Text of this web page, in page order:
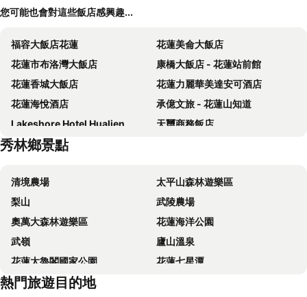
您可能也會對這些飯店感興趣...
福容大飯店花蓮
花蓮美侖大飯店
花蓮市布洛灣大飯店
康橋大飯店 - 花蓮站前館
花蓮香城大飯店
花蓮力麗華美達安可酒店
花蓮海悅酒店
承億文旅 - 花蓮山知道
Lakeshore Hotel Hualien
天璽商務飯店
花蓮富野渡假酒店
Arsma Hotel
Lakeshore Hotel Hualien Taroko
Best Hotel
Lishiuan International Hotel
藍天麗池飯店
Just Sleep Hualien Zhongzheng
經典飯店
Finders Hotel Hualien Da-Tong
Kadda Hotel
Hualien Holiday Hotel
花蓮百悅飯店
秀林鄉景點
清境農場
太平山森林遊樂區
梨山
武陵農場
奧萬大森林遊樂區
花蓮海洋公園
武嶺
廬山溫泉
花蓮太魯閣國家公園
花蓮七星潭
合歡山
熱門旅遊目的地